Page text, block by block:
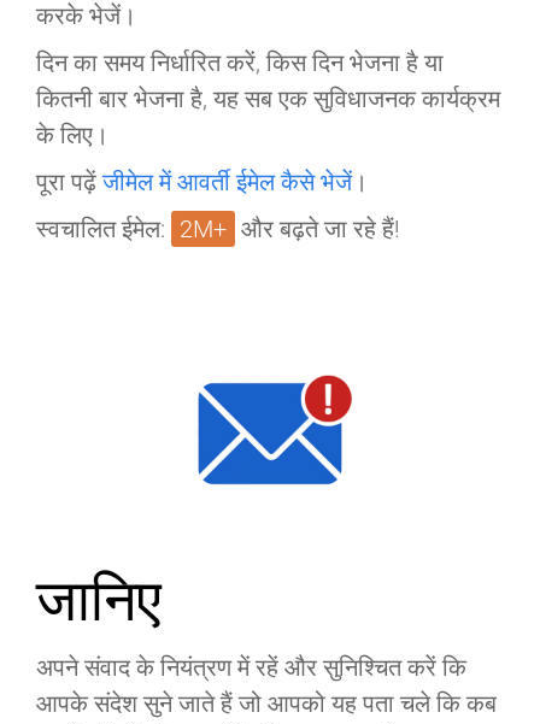
करके भेजें।
दिन का समय निर्धारित करें, किस दिन भेजना है या
कितनी बार भेजना है, यह सब एक सुविधाजनक कार्यक्रम
के लिए।
पूरा पढ़ेंजीमेल में आवर्ती ईमेल कैसे भेजें।
स्वचालित ईमेल: 2M+ और बढ़ते जा रहे हैं!
जानिए
अपने संवाद के नियंत्रण में रहें और सुनिश्चित करें कि
आपके संदेश सुने जाते हैं जो आपको यह पता चले कि कब